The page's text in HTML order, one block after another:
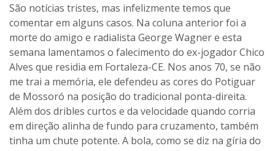
São notícias tristes, mas infelizmente temos que
comentar em alguns casos. Na coluna anterior foi a
morte do amigo e radialista George Wagner e esta
semana lamentamos o falecimento do ex-jogador Chico
Alves que residia em Fortaleza-CE. Nos anos 70, se não
me trai a memória, ele defendeu as cores do Potiguar
de Mossoró na posição do tradicional ponta-direita.
Além dos dribles curtos e da velocidade quando corria
em direção alinha de fundo para cruzamento, também
tinha um chute potente. A bola, como se diz na gíria do